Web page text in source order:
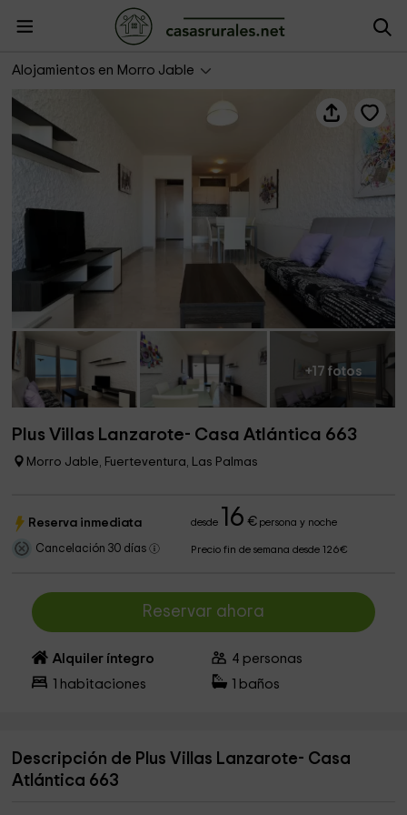
Alojamientos en Morro Jable
Plus Villas Lanzarote- Casa Atlántica 663
+17 fotos
Plus Villas Lanzarote- Casa Atlántica 663
Morro Jable, Fuerteventura, Las Palmas
Reserva inmediata desde 16 €persona y noche
Cancelación 30 días Precio fin de semana desde 126€
Reservar ahora
Alquiler íntegro 4 personas
habitaciones baños
Descripción de Plus Villas Lanzarote- Casa
Atlántica 663